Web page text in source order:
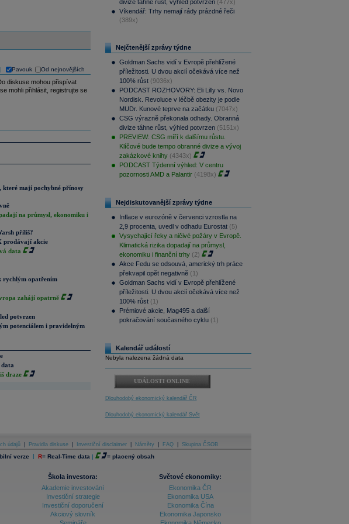
Pavouk Od nejnovějších
diskuse mohou přispívat
mohli přihlásit, registrujte se
mají pochybné přínosy
na průmysl, ekonomiku i
příliš?
prodávají akcie
data
rychlým opatřením
zahájí opatrně
potvrzen
potenciálem i pravidelným
draze
divize táhne růst, výhled potvrzen (477x)
Víkendář: Trhy nemají rády prázdné řeči
(389x)
Nejčtenější zprávy týdne
Goldman Sachs vidí v Evropě přehlížené
příležitosti. U dvou akcií očekává více než
100% růst (9036x)
PODCAST ROZHOVORY: Eli Lilly vs. Novo
Nordisk. Revoluce v léčbě obezity je podle
MUDr. Kunové teprve na začátku (7047x)
CSG výrazně překonala odhady. Obranná
divize táhne růst, výhled potvrzen (5151x)
PREVIEW: CSG míří k dalšímu růstu.
Klíčové bude tempo obranné divize a vývoj
zakázkové knihy (4343x)
PODCAST Týdenní výhled: V centru
pozornosti AMD a Palantir (4198x)
Nejdiskutovanější zprávy týdne
Inflace v eurozóně v červenci vzrostla na
2,9 procenta, uvedl v odhadu Eurostat (5)
Vysychající řeky a ničivé požáry v Evropě.
Klimatická rizika dopadají na průmysl,
ekonomiku i finanční trhy (2)
Akce Fedu se odsouvá, americký trh práce
překvapil opět negativně (1)
Goldman Sachs vidí v Evropě přehlížené
příležitosti. U dvou akcií očekává více než
100% růst (1)
Prémiové akcie, Mag495 a další
pokračování současného cyklu (1)
Kalendář událostí
Nebyla nalezena žádná data
UDÁLOSTI ONLINE
Dlouhodobý ekonomický kalendář ČR
Dlouhodobý ekonomický kalendář Svět
údajů Pravidla diskuse Investiční disclaimer Náměty FAQ Skupina ČSOB
verze | R= Real-Time data | = placený obsah
Škola investora:
Akademie investování
Investiční strategie
Investiční doporučení
Akciový slovník
Světové ekonomiky:
Ekonomika ČR
Ekonomika USA
Ekonomika Čína
Ekonomika Japonsko